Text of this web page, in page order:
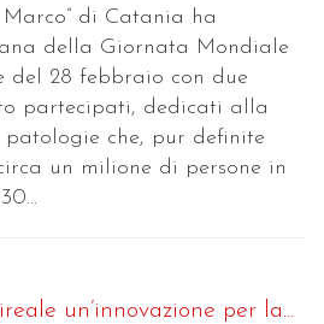
Marco” di Catania ha
della Giornata Mondiale
del 28 febbraio con due
partecipati, dedicati alla
patologie che, pur definite
un milione di persone in
un’innovazione per la...